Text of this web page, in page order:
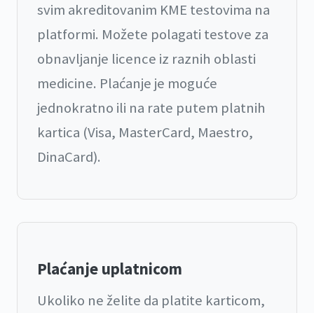
svim akreditovanim KME testovima na
platformi. Možete polagati testove za
obnavljanje licence iz raznih oblasti
medicine. Plaćanje je moguće
jednokratno ili na rate putem platnih
kartica (Visa, MasterCard, Maestro,
DinaCard).
Plaćanje uplatnicom
Ukoliko ne želite da platite karticom,